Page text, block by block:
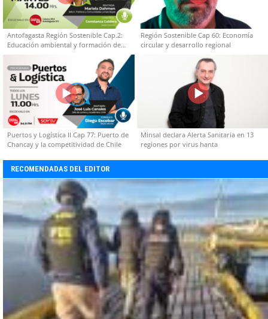
Antofagasta Región Sostenible Cap.2:
Educación ambiental y formación de
capacidades técnicas
Región Sostenible Cap 60: Economía
circular y desarrollo regional
Puertos y Logística II Cap 77: Puerto de
Chancay y la competitividad de Chile
Minsal declara Alerta Sanitaria en 13
regiones por virus hanta
RECOMENDADAS DEL EDITOR